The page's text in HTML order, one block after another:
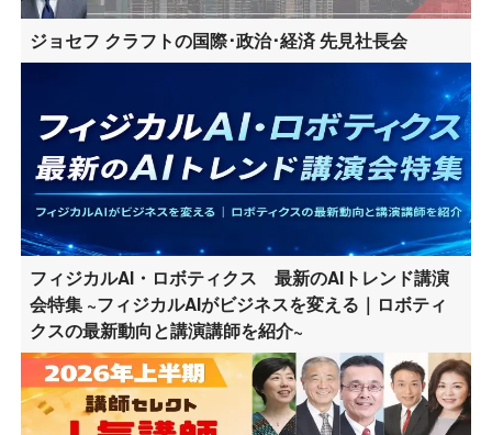
ジョセフ クラフトの国際･政治･経済 先見社長会
フィジカルAI・ロボティクス 最新のAIトレンド講演
会特集 ~フィジカルAIがビジネスを変える｜ロボティ
クスの最新動向と講演講師を紹介~